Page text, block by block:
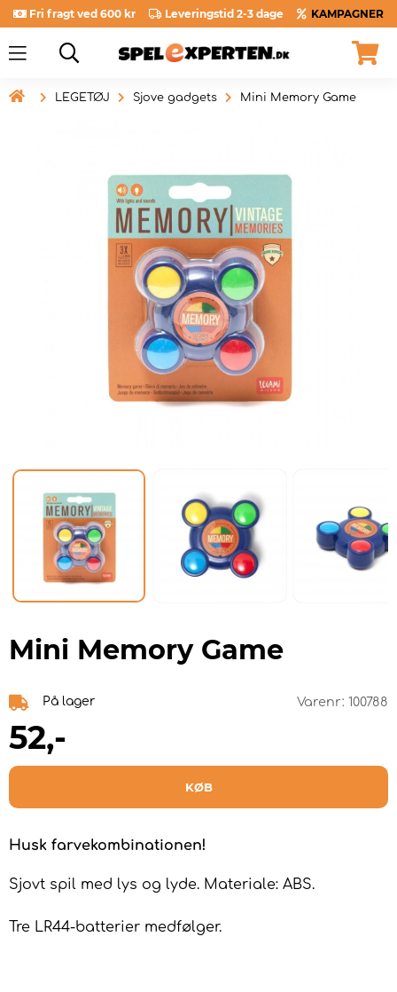
Fri fragt ved 600 kr Leveringstid 2-3 dage KAMPAGNER
 LEGETØJ Sjove gadgets Mini Memory Game
Mini Memory Game
På lager Varenr: 100788
52,-
KØB
Husk farvekombinationen!
Sjovt spil med lys og lyde. Materiale: ABS.
Tre LR44-batterier medfølger.